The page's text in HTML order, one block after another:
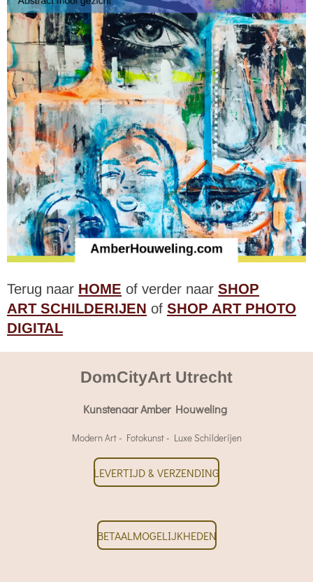
Terug naar HOME of verder naar SHOP
ART SCHILDERIJEN of SHOP ART PHOTO
DIGITAL
DomCityArt Utrecht
Kunstenaar Amber Houweling
Modern Art - Fotokunst - Luxe Schilderijen
LEVERTIJD & VERZENDING
BETAALMOGELIJKHEDEN